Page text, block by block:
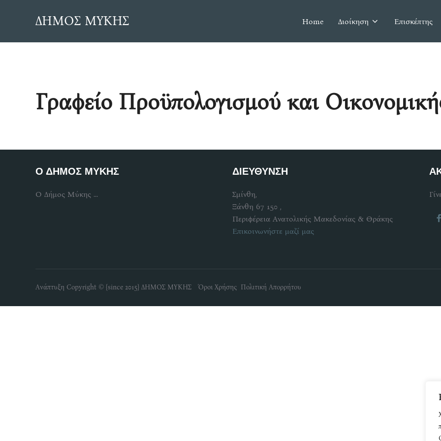
ΔΗΜΟΣ ΜΥΚΗΣ Home Διοίκηση Επισκέπτης
Γραφείο Προϋπολογισμού και
Ο ΔΗΜΟΣ ΜΥΚΗΣ
Ο Δήμος Μύκης ...
ΔΙΕΥΘΥΝΣΗ
Σμίνθη,
Ξάνθη 67 150 ,
Περιφέρεια Ανατολικής Μακεδονίας & Θράκης
Επικοινωνήστε μαζί μας
Ανάπτυξη Copyright © {since 2015} ΔΗΜΟΣ ΜΥΚΗΣ Όροι Χρήσης Πολιτική Απορρήτου